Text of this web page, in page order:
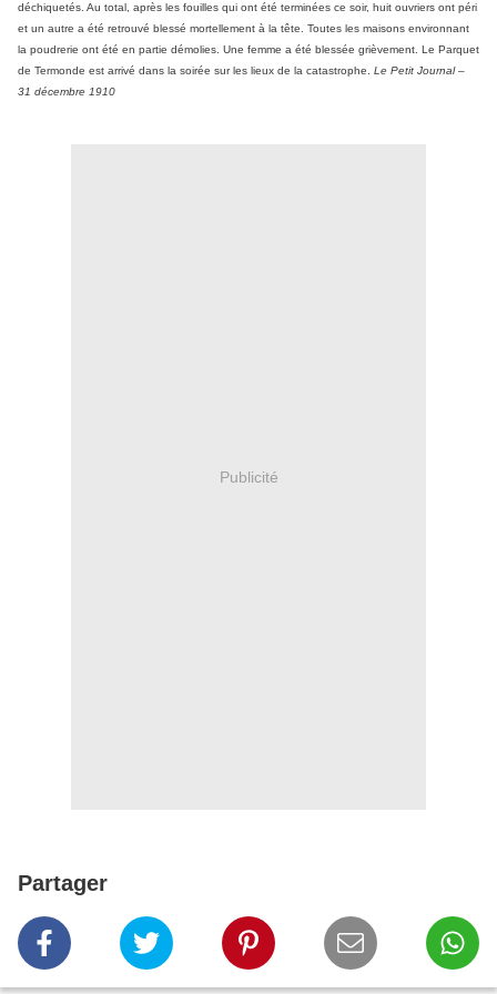
déchiquetés. Au total, après les fouilles qui ont été terminées ce soir, huit ouvriers ont péri
et un autre a été retrouvé blessé mortellement à la tête. Toutes les maisons environnant
la poudrerie ont été en partie démolies. Une femme a été blessée grièvement. Le Parquet
de Termonde est arrivé dans la soirée sur les lieux de la catastrophe.
Le Petit Journal –
31 décembre 1910
Publicité
Partager